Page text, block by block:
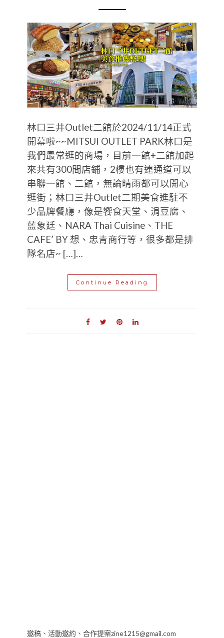
林口三井Outlet二館於2024/11/14正式
開幕啦~~MITSUI OUTLET PARK林口是
我們最常逛的商場，目前一館+二館加起
來共有300間店鋪，2樓也有連通道可以
串聯一館、二館，無論晴雨都可以開心
逛街；林口三井Outlet二期美食進駐不
少品牌餐廳，像是饗食天堂、涓豆腐、
藍象廷、NARA Thai Cuisine、THE
CAFE’ BY 想、忠青商行等，很多都是排
隊名店~ […]…
Continue Reading
邀稿、活動邀約、合作提案zine1215@gmail.com